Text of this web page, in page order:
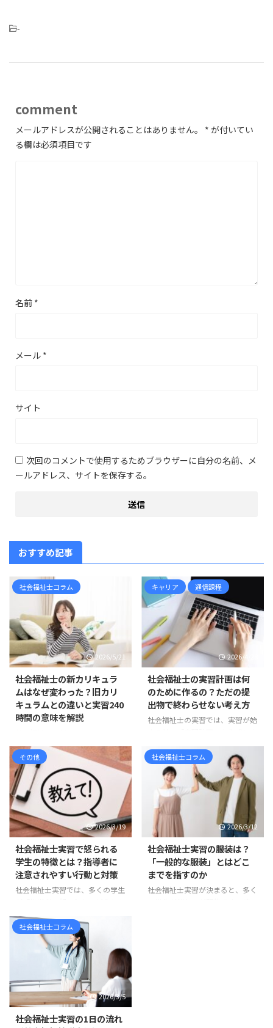
-
comment
メールアドレスが公開されることはありません。 * が付いてい
る欄は必須項目です
名前 *
メール *
サイト
次回のコメントで使用するためブラウザーに自分の名前、メ
ールアドレス、サイトを保存する。
おすすめ記事
社会福祉士コラム
2026/5/21
社会福祉士の新カリキュラ
ムはなぜ変わった？旧カリ
キュラムとの違いと実習240
時間の意味を解説
すでに現在の標準です 社会福祉
士を目指して情報収集をしている
と、 「新カリキュラム」「旧カ
リキュラム」「相談援助実習」
「ソーシャルワーク実習」「実習
180時間」「実習240時間」 とい
った言葉が出てきて、混乱してし
まう方も多いのではないでしょう
か。 まず整理しておくと、社会
福祉士の新カリキュラムは、令和
3年度、つまり2021年度入学者か
ら順次導入されています。 ま
た、国家試験については、令和6
れた第37回社会福祉士国家試験
から、新しい試験科目が ...
キャリア 通信課程
2026/4/28
社会福祉士の実習計画は何
のために作るの？ただの提
出物で終わらせない考え方
社会福祉士の実習では、実習が始
す。 しかし、実習計画について、
「学校のカリキュラムに入ってい
るから作るもの」「とりあえず提
出しなければならないもの」「何
を書けばよいのか分からないけれ
ど、形だけ整えるもの」 と感じ
ている方も多いのではないでしょ
うか。 たしかに、実習計画は学
つです。そのため、どうして
も“課題”や“提出物”として捉えら
れがちです。 しかし実際には、
実習計画には思っている以上に大
その他
2026/3/19
社会福祉士実習で怒られる
学生の特徴とは？指導者に
注意されやすい行動と対策
社会福祉士実習では、多くの学生
う」と不安に感じます。 実際、
実習中に指導を受ける場面は少な
くありません。しかし、その多く
は能力の問題ではなく、基本的な
姿勢やマナーに関するものです。
実習先の職員は、学生を厳しく指
導したいわけではありません。む
しろ「福祉職として大切な姿勢」
ら指導しています。 この記事で
社会福祉士コラム
2026/3/12
社会福祉士実習の服装は？
「一般的な服装」とはどこ
までを指すのか
社会福祉士実習が決まると、多く
社会福祉士コラム
2026/3/5
社会福祉士実習の1日の流れ